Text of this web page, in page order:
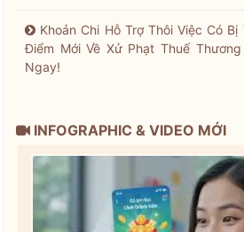
Khoản Chi Hỗ Trợ Thôi Việc Có
Điểm Mới Về Xử Phạt Thuế
Ngay!
INFOGRAPHIC & VIDEO MỚI